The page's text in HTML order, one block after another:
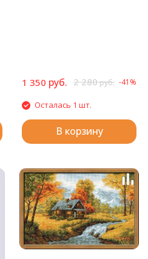
1 350 руб. 2 280руб. -41%
Осталась 1 шт.
В корзину